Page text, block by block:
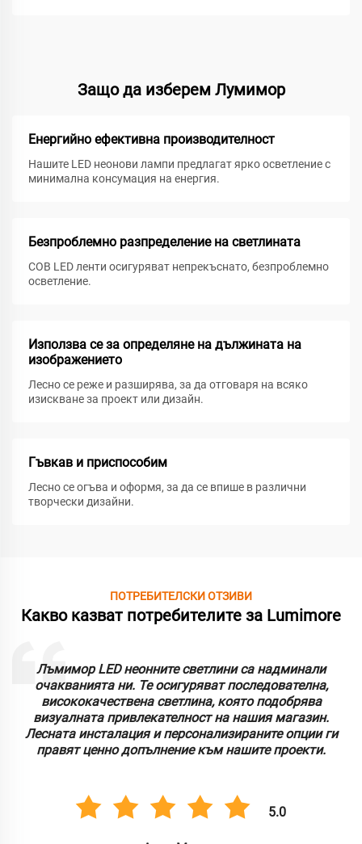
Защо да изберем Лумимор
Енергийно ефективна производителност
Нашите LED неонови лампи предлагат ярко осветление с
минимална консумация на енергия.
Безпроблемно разпределение на светлината
COB LED ленти осигуряват непрекъснато, безпроблемно
осветление.
Използва се за определяне на дължината на
изображението
Лесно се реже и разширява, за да отговаря на всяко
изискване за проект или дизайн.
Гъвкав и приспособим
Лесно се огъва и оформя, за да се впише в различни
творчески дизайни.
ПОТРЕБИТЕЛСКИ ОТЗИВИ
Какво казват потребителите за Lumimore
Лъмимор LED неонните светлини са надминали
очакванията ни. Те осигуряват последователна,
висококачествена светлина, която подобрява
визуалната привлекателност на нашия магазин.
Лесната инсталация и персонализираните опции ги
правят ценно допълнение към нашите проекти.
5.0